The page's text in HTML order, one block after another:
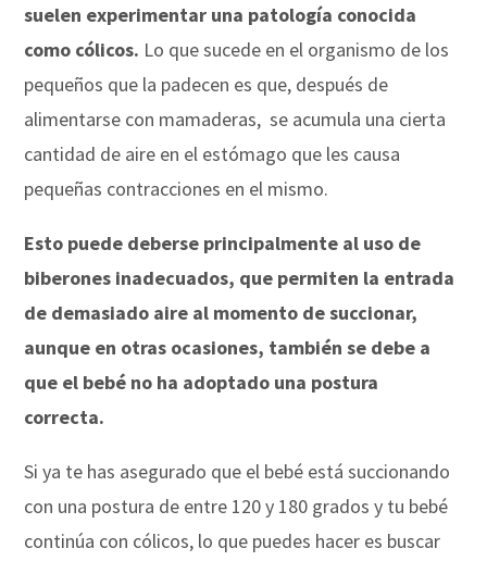
suelen experimentar una patología conocida
como cólicos. Lo que sucede en el organismo de los
pequeños que la padecen es que, después de
alimentarse con mamaderas, se acumula una cierta
cantidad de aire en el estómago que les causa
pequeñas contracciones en el mismo.
Esto puede deberse principalmente al uso de
biberones inadecuados, que permiten la entrada
de demasiado aire al momento de succionar,
aunque en otras ocasiones, también se debe a
que el bebé no ha adoptado una postura
correcta.
Si ya te has asegurado que el bebé está succionando
con una postura de entre 120 y 180 grados y tu bebé
continúa con cólicos, lo que puedes hacer es buscar